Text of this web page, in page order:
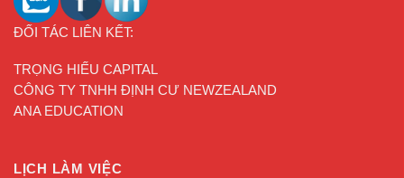
ĐỐI TÁC LIÊN KẾT:
TRỌNG HIẾU CAPITAL
CÔNG TY TNHH ĐỊNH CƯ NEWZEALAND
ANA EDUCATION
LỊCH LÀM VIỆC